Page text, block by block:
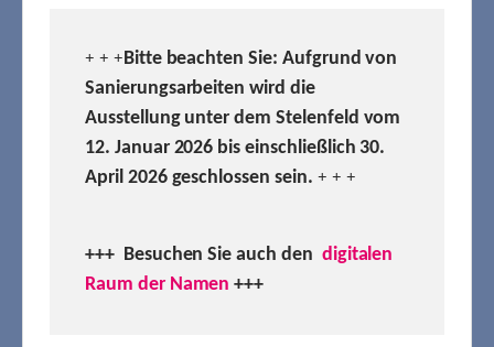
+ + +Bitte beachten Sie: Aufgrund von
Sanierungsarbeiten wird die
Ausstellung unter dem Stelenfeld vom
12. Januar 2026 bis einschließlich 30.
April 2026 geschlossen sein. + + +
+++ Besuchen Sie auch den digitalen
Raum der Namen +++